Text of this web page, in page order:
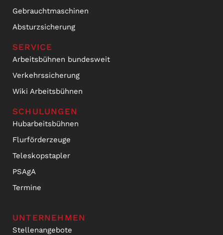
Gebrauchtmaschinen
Absturzsicherung
SERVICE
Arbeitsbühnen bundesweit
Verkehrssicherung
Wiki Arbeitsbühnen
SCHULUNGEN
Hubarbeitsbühnen
Flurförderzeuge
Teleskopstapler
PSAgA
Termine
UNTERNEHMEN
Stellenangebote